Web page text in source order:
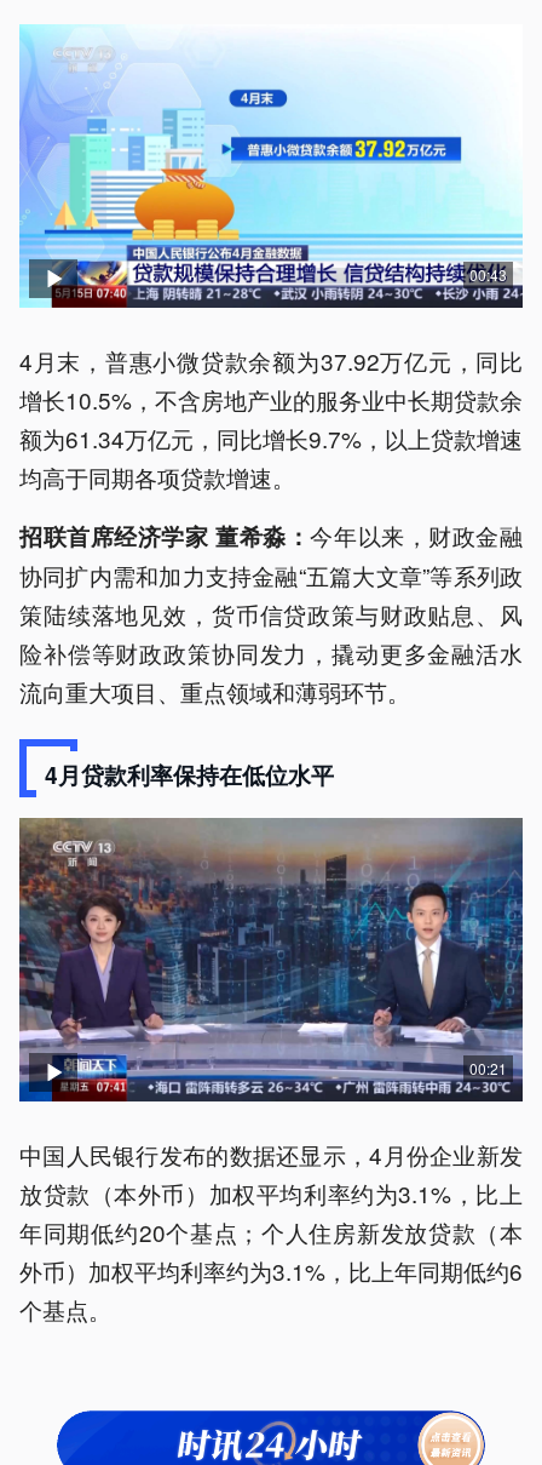
00:43
4月末，普惠小微贷款余额为37.92万亿元，同比
增长10.5%，不含房地产业的服务业中长期贷款余
额为61.34万亿元，同比增长9.7%，以上贷款增速
均高于同期各项贷款增速。
招联首席经济学家 董希淼：今年以来，财政金融
协同扩内需和加力支持金融“五篇大文章”等系列政
策陆续落地见效，货币信贷政策与财政贴息、风
险补偿等财政政策协同发力，撬动更多金融活水
流向重大项目、重点领域和薄弱环节。
4月贷款利率保持在低位水平
00:21
中国人民银行发布的数据还显示，4月份企业新发
放贷款（本外币）加权平均利率约为3.1%，比上
年同期低约20个基点；个人住房新发放贷款（本
外币）加权平均利率约为3.1%，比上年同期低约6
个基点。